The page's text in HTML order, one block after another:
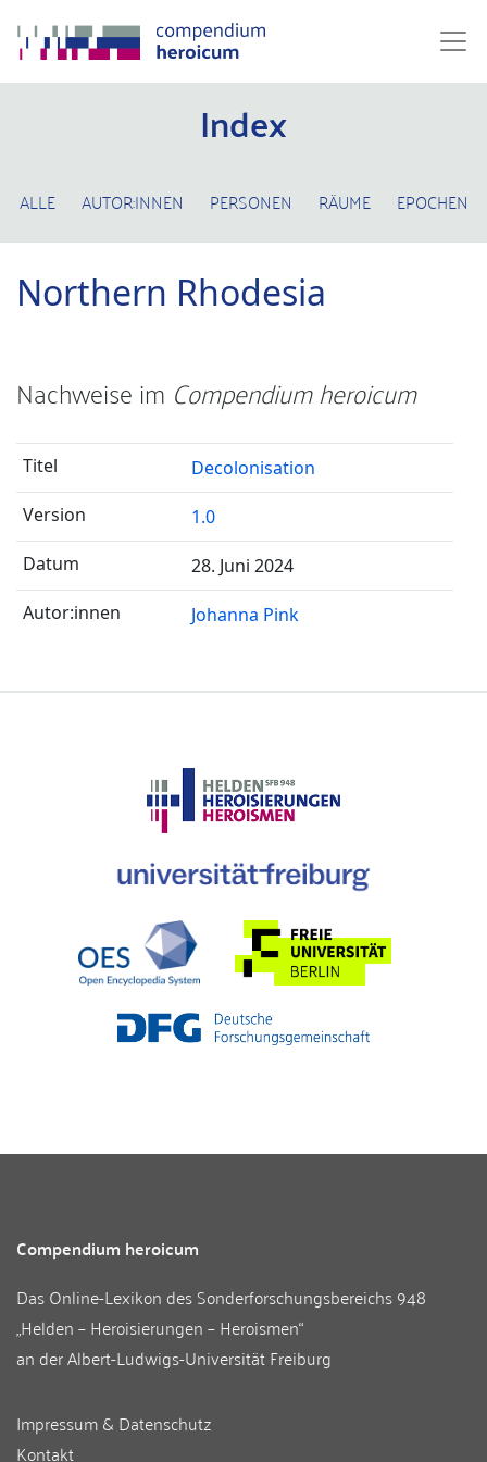
Index
ALLE AUTOR:INNEN PERSONEN RÄUME EPOCHEN
Northern Rhodesia
Nachweise im Compendium heroicum
Decolonisation
1.0
28. Juni 2024
Johanna Pink
Compendium heroicum
Das Online-Lexikon desSonderforschungsbereichs 948
„Helden – Heroisierungen – Heroismen“
an derAlbert-Ludwigs-Universität Freiburg
Impressum & Datenschutz
Kontakt